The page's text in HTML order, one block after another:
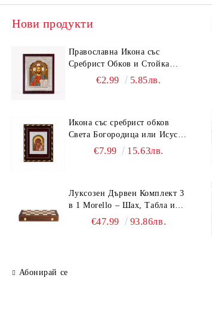
Нови продукти
Православна Икона със
Сребрист Обков и Стойка
(13х10.5 см) – Св. Николай,
€2.99 5.85лв.
Икона със сребрист обков
Света Богородица или Исус
Христос в рамка бордо и
€7.99 15.63лв.
Луксозен Дървен Комплект 3
в 1 Morello – Шах, Табла и
Дама (29см / 39см / 49см)
€47.99 93.86лв.
Абонирай се